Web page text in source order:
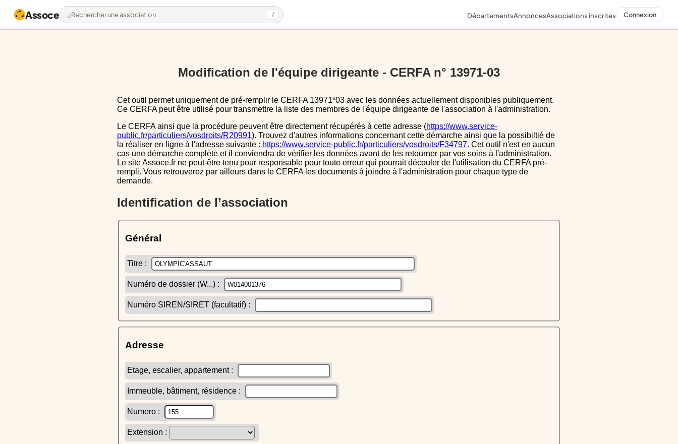
Assoce Rechercher une association / DépartementsAnnoncesAssociations inscrites Connexion
Modification de l'équipe dirigeante - CERFA n° 13971-03
Cet outil permet uniquement de pré-remplir le CERFA 13971*03 avec les données actuellement disponibles publiquement.
Ce CERFA peut être utilisé pour transmettre la liste des membres de l'équipe dirigeante de l'association à l'administration.
Le CERFA ainsi que la procédure peuvent être directement récupérés à cette adresse (https://www.service-
public.fr/particuliers/vosdroits/R20991). Trouvez d'autres informations concernant cette démarche ainsi que la possibiltié de
la réaliser en ligne à l'adresse suivante : https://www.service-public.fr/particuliers/vosdroits/F34797. Cet outil n'est en aucun
cas une démarche complète et il conviendra de vérifier les données avant de les retourner par vos soins à l'administration.
Le site Assoce.fr ne peut-être tenu pour responsable pour toute erreur qui pourrait découler de l'utilisation du CERFA pré-
rempli. Vous retrouverez par ailleurs dans le CERFA les documents à joindre à l'administration pour chaque type de
demande.
Identification de l’association
Général
Titre :
Numéro de dossier (W...) :
Numéro SIREN/SIRET (facultatif) :
Adresse
Etage, escalier, appartement :
Immeuble, bâtiment, résidence :
Numero :
Extension :